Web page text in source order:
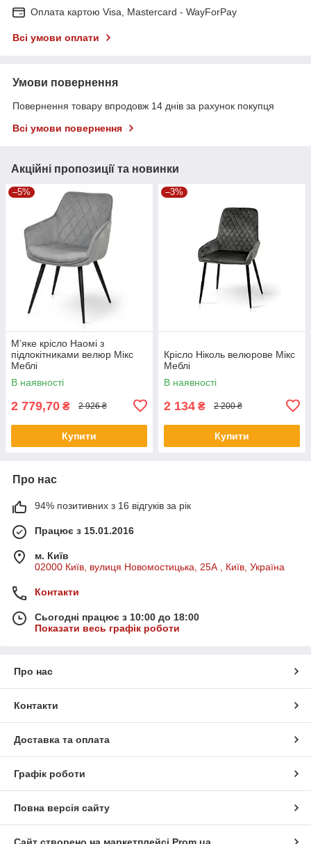
Оплата картою Visa, Mastercard - WayForPay
Всі умови оплати
Умови повернення
Повернення товару впродовж 14 днів за рахунок покупця
Всі умови повернення
Акційні пропозиції та новинки
–5%
М’яке крісло Наомі з
підлокітниками велюр Мікс
Меблі
В наявності
2 779,70 ₴ 2 926 ₴
Купити
–3%
Крісло Ніколь велюрове Мікс
Меблі
В наявності
2 134 ₴ 2 200 ₴
Купити
Про нас
94% позитивних з 16 відгуків за рік
Працює з 15.01.2016
м. Київ
02000 Київ, вулиця Новомостицька, 25А , Київ, Україна
Контакти
Сьогодні працює з 10:00 до 18:00
Показати весь графік роботи
Про нас
Контакти
Доставка та оплата
Графік роботи
Повна версія сайту
Сайт створено на маркетплейсі Prom.ua